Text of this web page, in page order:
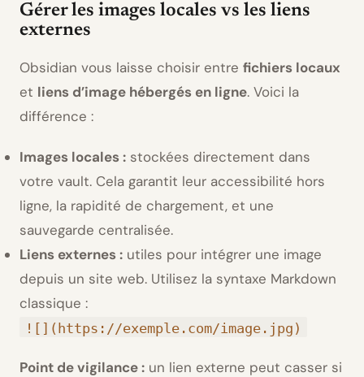
Gérer les images locales vs les liens
externes
Obsidian vous laisse choisir entre fichiers locaux
et liens d’image hébergés en ligne. Voici la
différence :
Images locales : stockées directement dans
votre vault. Cela garantit leur accessibilité hors
ligne, la rapidité de chargement, et une
sauvegarde centralisée.
Liens externes : utiles pour intégrer une image
depuis un site web. Utilisez la syntaxe Markdown
classique :
![](https://exemple.com/image.jpg)
Point de vigilance : un lien externe peut casser si